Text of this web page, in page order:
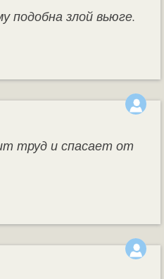
подобна злой вьюге.
труд и спасает от